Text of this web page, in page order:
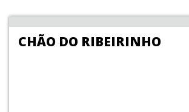
CHÃO DO RIBEIRINHO